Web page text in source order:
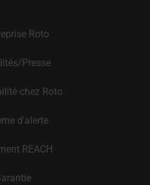
Roto
Presse
chez Roto
d'alerte
REACH